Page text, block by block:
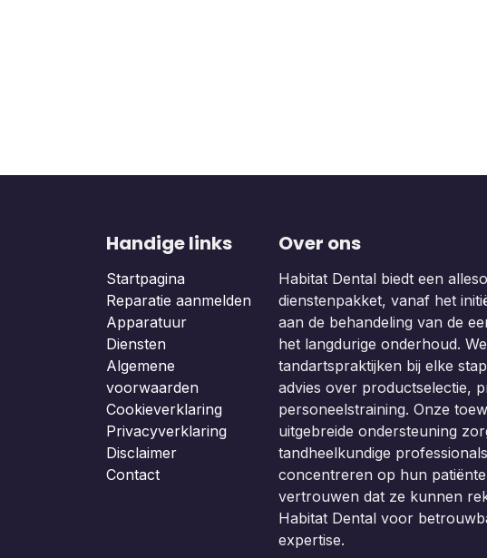
Handige links
Startpagina
Reparatie aanmelden
Apparatuur
Diensten
Algemene
voorwaarden
Cookieverklaring
Privacyverklaring
Disclaimer
Contact
Over ons
Habitat Dental biedt een
dienstenpakket, vanaf het
aan de behandeling van de
het langdurige onderhoud.
tandartspraktijken bij elke
advies over productselectie,
personeelstraining. Onze
uitgebreide ondersteuning
tandheelkundige
concentreren op hun
vertrouwen dat ze kunnen
Habitat Dental voor
expertise.